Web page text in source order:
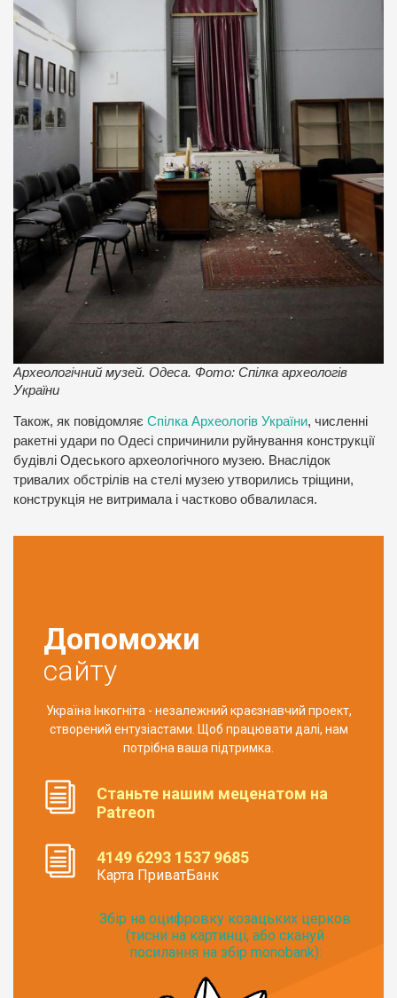
Археологічний музей. Одеса. Фото: Спілка археологів
України
Також, як повідомляє Спілка Археологів України, численні
ракетні удари по Одесі спричинили руйнування конструкції
будівлі Одеського археологічного музею. Внаслідок
тривалих обстрілів на стелі музею утворились тріщини,
конструкція не витримала і частково обвалилася.
Допоможи
сайту
Україна Інкогніта - незалежний краєзнавчий проект,
створений ентузіастами. Щоб працювати далі, нам
потрібна ваша підтримка.
Станьте нашим меценатом на
Patreon
4149 6293 1537 9685
Карта ПриватБанк
Збір на оцифровку козацьких церков
(тисни на картинці, або скануй
посилання на збір monobank):